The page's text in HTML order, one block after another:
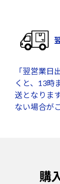
「翌営業
くと、13時
送となりま
ない場合が
購